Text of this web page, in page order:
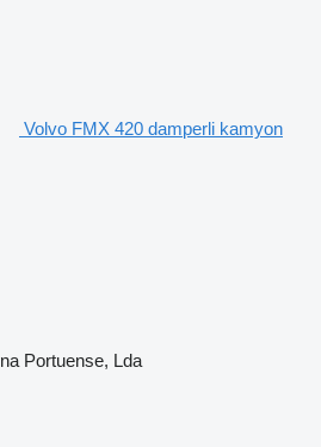
Volvo FMX 420 damperli kamyon
Portuense, Lda